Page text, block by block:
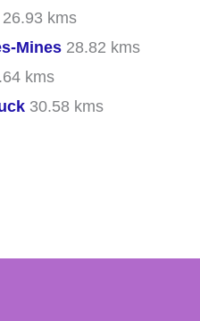
26.93 kms
Mines 28.82 kms
kms
30.58 kms